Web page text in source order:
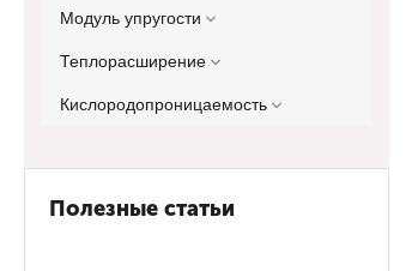
Модуль упругости
Теплорасширение
Кислородопроницаемость
Полезные статьи